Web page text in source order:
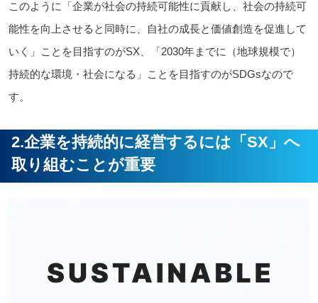
このように「企業が社会の持続可能性に貢献し、社会の持続可
能性を向上させると同時に、自社の成長と価値創造を促進して
いく」ことを目指すのがSX、「2030年までに（地球規模で）
持続的な環境・社会になる」ことを目指すのがSDGsなので
す。
2.企業を持続的に経営するには「SX」へ
取り組むことが重要